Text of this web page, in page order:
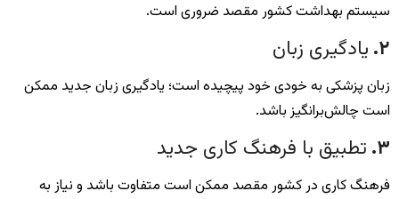
سیستم بهداشت کشور مقصد ضروری است.
۲. یادگیری زبان
زبان پزشکی به خودی خود پیچیده است؛ یادگیری زبان جدید ممکن
است چالش‌برانگیز باشد.
۳. تطبیق با فرهنگ کاری جدید
فرهنگ کاری در کشور مقصد ممکن است متفاوت باشد و نیاز به